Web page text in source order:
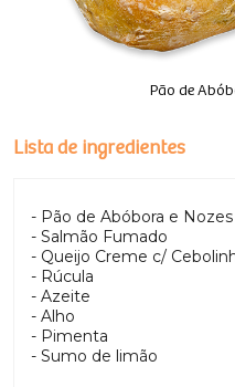
Pão de
Lista de ingredientes
- Pão de Abóbora e Nozes
- Salmão Fumado
- Queijo Creme c/
- Rúcula
- Azeite
- Alho
- Pimenta
- Sumo de limão